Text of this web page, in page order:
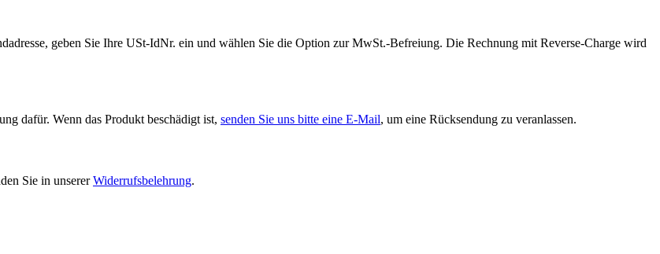
geben Sie Ihre USt-IdNr. ein und wählen Sie die Option zur MwSt.-Befreiung. Die Rechnung mit Reverse-Charge wird
dafür. Wenn das Produkt beschädigt ist, senden Sie uns bitte eine E-Mail, um eine Rücksendung zu veranlassen.
Sie in unsererWiderrufsbelehrung.